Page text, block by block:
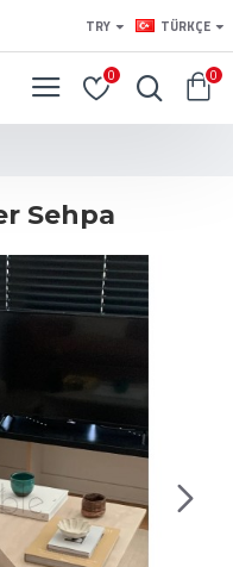
TRY TÜRKÇE
0 0
Sehpa